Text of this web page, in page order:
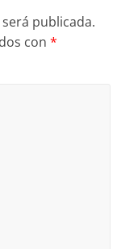
publicada.
con*